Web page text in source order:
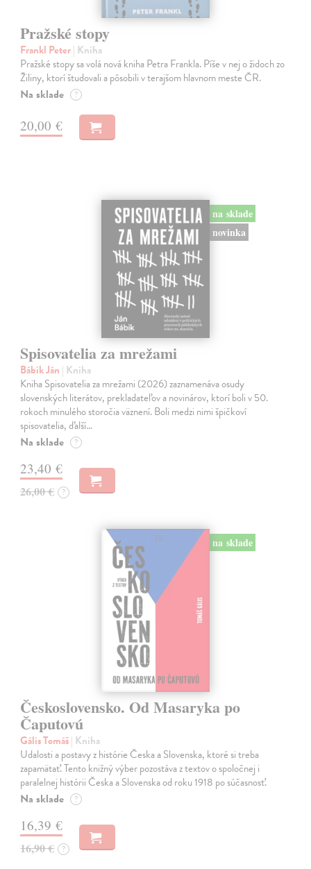
Pražské stopy
Frankl Peter| Kniha
Pražské stopy sa volá nová kniha Petra Frankla. Píše v nej o židoch zo
Žiliny, ktorí študovali a pôsobili v terajšom hlavnom meste ČR.
Na sklade ?
20,00 €
na sklade
novinka
Spisovatelia za mrežami
Bábik Ján | Kniha
Kniha Spisovatelia za mrežami (2026) zaznamenáva osudy
slovenských literátov, prekladateľov a novinárov, ktorí boli v 50.
rokoch minulého storočia väznení. Boli medzi nimi špičkoví
spisovatelia, ďalší…
Na sklade ?
23,40 €
26,00 € ?
na sklade
Československo. Od Masaryka po
Čaputovú
Gális Tomáš| Kniha
Udalosti a postavy z histórie Česka a Slovenska, ktoré si treba
zapamätať. Tento knižný výber pozostáva z textov o spoločnej i
paralelnej histórii Česka a Slovenska od roku 1918 po súčasnosť.
Na sklade ?
16,39 €
16,90 € ?